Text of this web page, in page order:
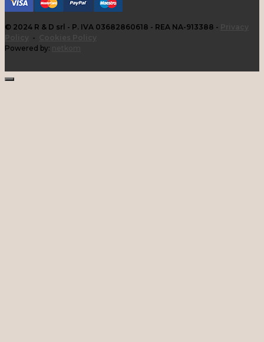
© 2024 R & D srl - P. IVA 03682860618 - REA NA-913388 -
-
Powered by: